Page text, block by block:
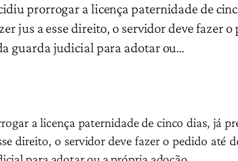
prorrogar a licença paternidade de
jus a esse direito, o servidor deve fazer
guarda judicial para adotar ou…
a licença paternidade de cinco dias, já
direito, o servidor deve fazer o pedido até